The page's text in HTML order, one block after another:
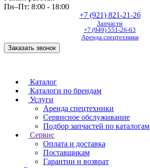
Пн–Пт: 8:00 - 18:00
+7 (921) 821-21-26
Запчасти
+7 (949) 551-26-63
Аренда спецтехники
Заказать звонок
Каталог
Каталоги по брендам
Услуги
Аренда спецтехники
Сервисное обслуживание
Подбор запчастей по каталогам
Сервис
Оплата и доставка
Поставщикам
Гарантии и возврат